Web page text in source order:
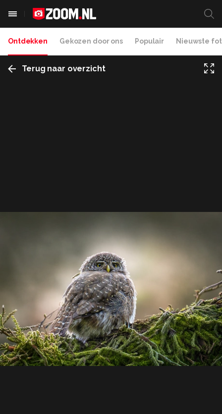
Ontdekken Gekozen door ons Populair Nieuwste
Terug naar overzicht